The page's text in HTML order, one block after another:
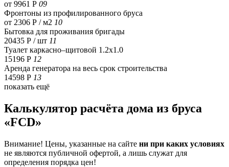
от 9961 Р 09
Фронтоны из профилированного бруса
от 2306 Р / м2 10
Бытовка для проживания бригады
20435 Р / шт 11
Туалет каркасно–щитовой 1.2х1.0
15196 Р 12
Аренда генератора на весь срок строительства
14598 Р 13
показать ещё
Калькулятор расчёта дома из бруса
«FCD»
Внимание! Цены, указанные на сайте ни при каких условиях
не являются публичной офертой, а лишь служат для
определения порядка цен!